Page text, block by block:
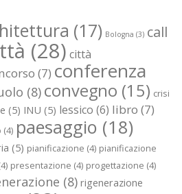
(17) Bologna (3) call
(28) città
(7) conferenza
(8) convegno (15) crisi
(5) INU (5) lessico (6) libro (7)
(4) paesaggio (18)
(5) pianificazione (4) pianificazione
presentazione (4) progettazione (4)
(8) rigenerazione